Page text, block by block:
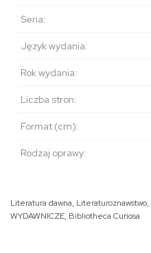
Seria:
Język wydania:
Rok wydania:
Liczba stron:
Format (cm):
Rodzaj oprawy:
Literatura dawna, Literaturoznawstwo,
WYDAWNICZE, Bibliotheca Curiosa